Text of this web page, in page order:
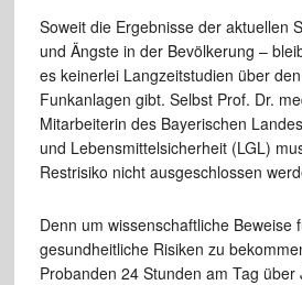
Soweit die Ergebnisse der aktuellen
und Ängste in der Bevölkerung –
es keinerlei Langzeitstudien über
Funkanlagen gibt. Selbst Prof. Dr.
Mitarbeiterin des Bayerischen
und Lebensmittelsicherheit (LGL)
Restrisiko nicht ausgeschlossen
Denn um wissenschaftliche Beweise
gesundheitliche Risiken zu
Probanden 24 Stunden am Tag